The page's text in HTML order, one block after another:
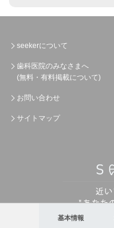
基本情報
seekerについて
歯科医院のみなさまへ
(無料・有料掲載について)
お問い合わせ
サイトマップ